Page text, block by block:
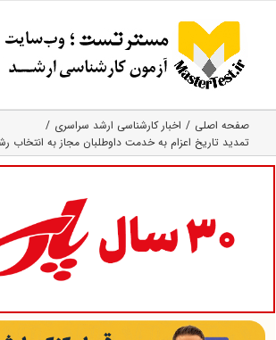
content
صفحه اصلی
اخبار کارشناسی ارشد سراسری
تمدید تاریخ اعزام به خدمت داوطلبان مجاز به انتخاب